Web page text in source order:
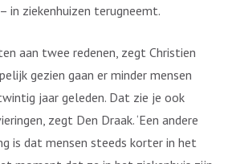
in ziekenhuizen terugneemt.
aan twee redenen, zegt Christien
gezien gaan er minder mensen
jaar geleden. Dat zie je ook
zegt Den Draak. ‘Een andere
is dat mensen steeds korter in het